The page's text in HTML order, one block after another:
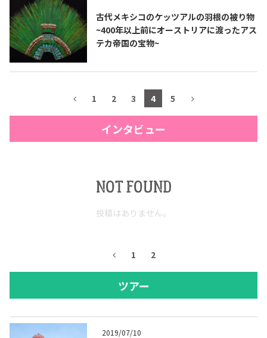
古代メキシコのケッツアルの羽根の被り物
~400年以上前にオーストリアに渡ったアス
テカ帝国の宝物~
1 2 3 4 5
インタビュー
NOT FOUND
投稿はありません。
1 2
ツアー
2019/07/10